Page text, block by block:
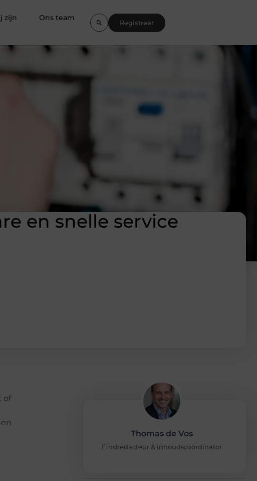
zijn
Ons team
Registreer
en snelle service
of
Thomas de Vos
Eindredacteur & inhoudscoördinator